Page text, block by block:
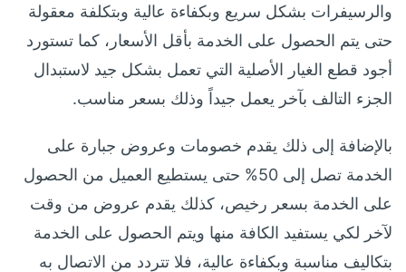
والرسيفرات بشكل سريع وبكفاءة عالية وبتكلفة معقولة
حتى يتم الحصول على الخدمة بأقل الأسعار، كما تستورد
أجود قطع الغيار الأصلية التي تعمل بشكل جيد لاستبدال
الجزء التالف بآخر يعمل جيداً وذلك بسعر مناسب.
بالإضافة إلى ذلك يقدم خصومات وعروض جبارة على
الخدمة تصل إلى 50% حتى يستطيع العميل من الحصول
على الخدمة بسعر رخيص، كذلك يقدم عروض من وقت
لآخر لكي يستفيد الكافة منها ويتم الحصول على الخدمة
بتكاليف مناسبة وبكفاءة عالية، فلا تتردد من الاتصال به